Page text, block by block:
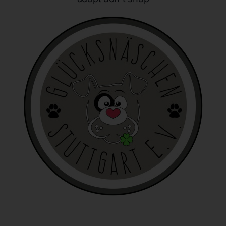
die Anpassung oder Veränderung, das Auslesen, das
Abfragen, die Verwendung, die Offenlegung durch
Übermittlung, Verbreitung oder eine andere Form der
Bereitstellung, den Abgleich oder die Verknüpfung, die
Einschränkung, das Löschen oder die Vernichtung.
d) Einschränkung der Verarbeitung
Einschränkung der Verarbeitung ist die Markierung
gespeicherter personenbezogener Daten mit dem Ziel,
ihre künftige Verarbeitung einzuschränken.
e) Profiling
Profiling ist jede Art der automatisierten Verarbeitung
personenbezogener Daten, die darin besteht, dass diese
personenbezogenen Daten verwendet werden, um
bestimmte persönliche Aspekte, die sich auf eine